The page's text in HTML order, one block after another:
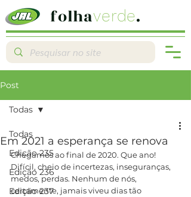
folhaverde.
Post
Todas
Edição 235
Edição 236
Edição 237
Todas
Em 2021 a esperança se renova
Chegamos ao final de 2020. Que ano!
Difícil, cheio de incertezas, inseguranças,
medos, perdas. Nenhum de nós,
certamente, jamais viveu dias tão